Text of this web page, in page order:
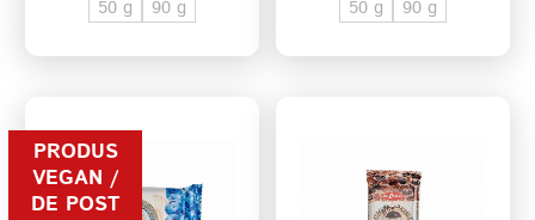
50 g 90 g 50 g 90 g
PRODUS
VEGAN /
DE POST